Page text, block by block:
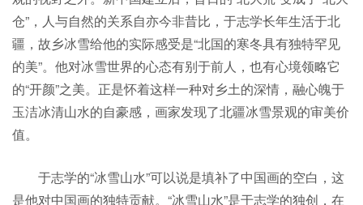
仓”，人与自然的关系自亦今非昔比，于志学长年生活于北
疆，故乡冰雪给他的实际感受是“北国的寒冬具有独特罕见
的美”。他对冰雪世界的心态有别于前人，也有心境领略它
的“开颜”之美。正是怀着这样一种对乡土的深情，融心魄于
玉洁冰清山水的自豪感，画家发现了北疆冰雪景观的审美价
值。
于志学的“冰雪山水”可以说是填补了中国画的空白，这
是他对中国画的独特贡献。“冰雪山水”是于志学的独创，在